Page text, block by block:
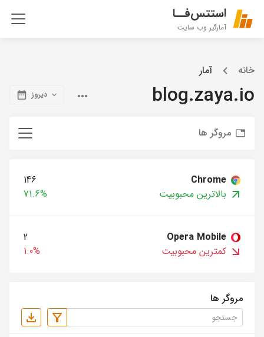
استتس‌فــا
آمارگیر وب سایت
خانه آمار
blog.zaya.io دیروز
مروگر ها
Chrome
146
بالاترین محبوبیت
71.6%
Opera Mobile
2
کمترین محبوبیت
1.0%
مروگر ها